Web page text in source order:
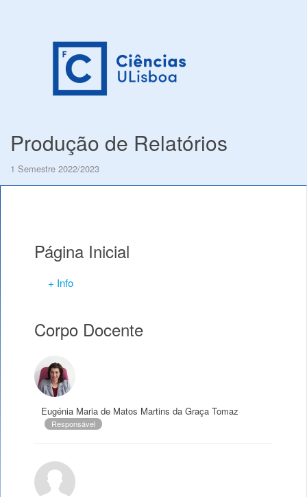
Produção de Relatórios
1 Semestre 2022/2023
Página Inicial
+ Info
Corpo Docente
Eugénia Maria de Matos Martins da Graça Tomaz
Responsável